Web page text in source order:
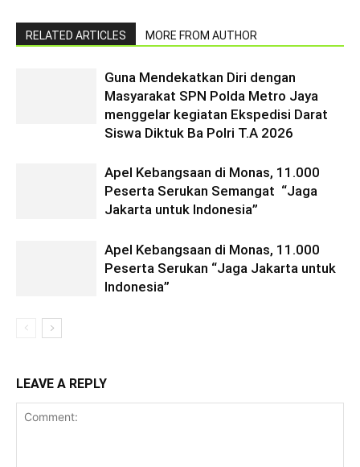
RELATED ARTICLES MORE FROM AUTHOR
Guna Mendekatkan Diri dengan
Masyarakat SPN Polda Metro Jaya
menggelar kegiatan Ekspedisi Darat
Siswa Diktuk Ba Polri T.A 2026
Apel Kebangsaan di Monas, 11.000
Peserta Serukan Semangat “Jaga
Jakarta untuk Indonesia”
Apel Kebangsaan di Monas, 11.000
Peserta Serukan “Jaga Jakarta untuk
Indonesia”
LEAVE A REPLY